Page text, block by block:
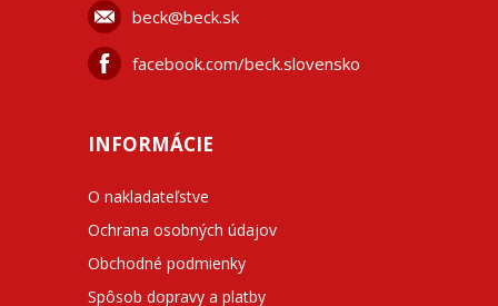
beck@beck.sk
facebook.com/beck.slovensko
INFORMÁCIE
O nakladateľstve
Ochrana osobných údajov
Obchodné podmienky
Spôsob dopravy a platby